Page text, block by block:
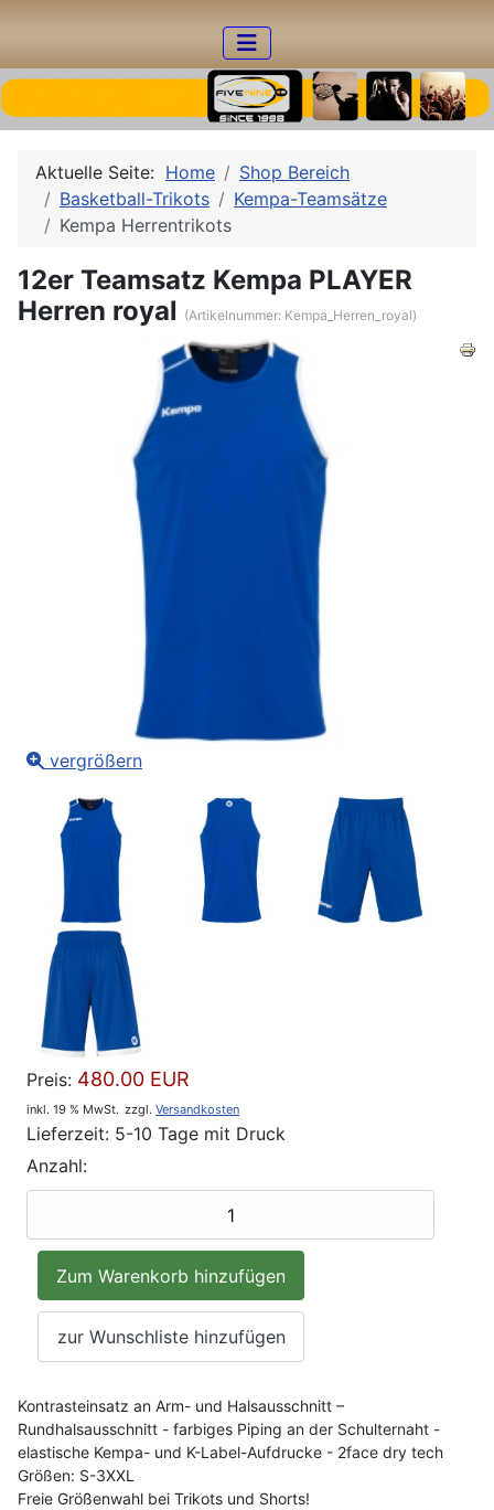
Aktuelle Seite: Home
Shop Bereich
Basketball-Trikots
Kempa-Teamsätze
Kempa Herrentrikots
12er Teamsatz Kempa PLAYER
Herren royal (Artikelnummer: Kempa_Herren_royal)
vergrößern
Preis: 480.00 EUR
inkl. 19 % MwSt. zzgl. Versandkosten
Lieferzeit: 5-10 Tage mit Druck
Anzahl:
Kontrasteinsatz an Arm- und Halsausschnitt –
Rundhalsausschnitt - farbiges Piping an der Schulternaht -
elastische Kempa- und K-Label-Aufdrucke - 2face dry tech
Größen: S-3XXL
Freie Größenwahl bei Trikots und Shorts!